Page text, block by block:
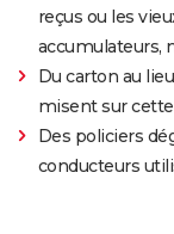
reçus ou les
accumulateurs,
Du carton au
misent sur
Des policiers
conducteurs